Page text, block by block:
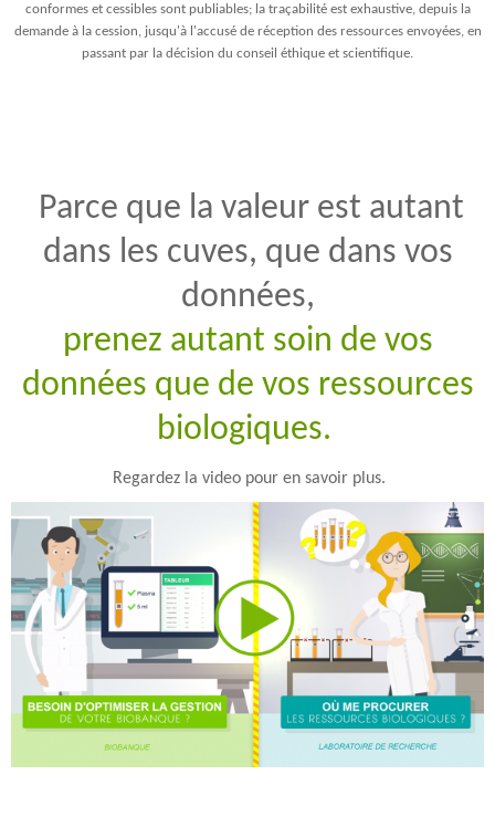
conformes et cessibles sont publiables; la traçabilité est exhaustive, depuis la
demande à la cession, jusqu'à l'accusé de réception des ressources envoyées, en
passant par la décision du conseil éthique et scientifique.
Parce que la valeur est autant
dans les cuves, que dans vos
données,
prenez autant soin de vos
données que de vos ressources
biologiques.
Regardez la video pour en savoir plus.